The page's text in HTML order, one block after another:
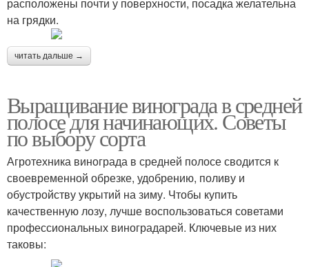
на грядки.
читать дальше →
Выращивание винограда в средней
полосе для начинающих. Советы
по выбору сорта
Агротехника винограда в средней полосе сводится к
своевременной обрезке, удобрению, поливу и
обустройству укрытий на зиму. Чтобы купить
качественную лозу, лучше воспользоваться советами
профессиональных виноградарей. Ключевые из них
таковы: